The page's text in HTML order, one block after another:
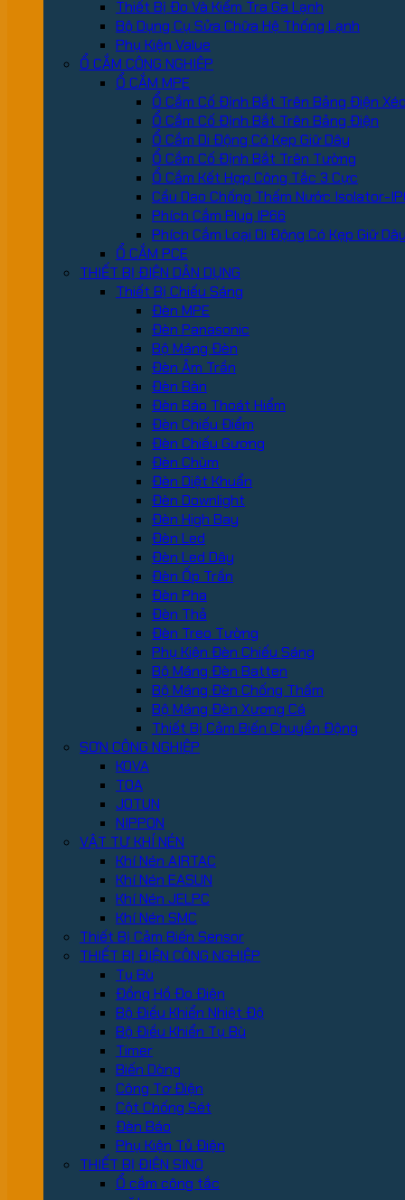
Thiết Bị Đo Và Kiểm Tra Ga Lạnh
Bộ Dụng Cụ Sửa Chữa Hệ Thống Lạnh
Phụ Kiện Value
Ổ CẮM CÔNG NGHIỆP
Ổ CẮM MPE
Ổ Cắm Cố Định Bắt Trên Bảng Điện
Ổ Cắm Cố Định Bắt Trên Bảng Điện
Ổ Cắm Di Động Có Kẹp Giữ Dây
Ổ Cắm Cố Định Bắt Trên Tường
Ổ Cắm Kết Hợp Công Tắc 3 Cực
Cầu Dao Chống Thấm Nước Isolator-
Phích Cắm Plug IP66
Phích Cắm Loại Di Động Có Kẹp Giữ
Ổ CẮM PCE
THIẾT BỊ ĐIỆN DÂN DỤNG
Thiết Bị Chiếu Sáng
Đèn MPE
Đèn Panasonic
Bộ Máng Đèn
Đèn Âm Trần
Đèn Bàn
Đèn Báo Thoát Hiểm
Đèn Chiếu Điểm
Đèn Chiếu Gương
Đèn Chùm
Đèn Diệt Khuẩn
Đèn Downlight
Đèn High Bay
Đèn Led
Đèn Led Dây
Đèn Ốp Trần
Đèn Pha
Đèn Thả
Đèn Treo Tường
Phụ Kiện Đèn Chiếu Sáng
Bộ Máng Đèn Batten
Bộ Máng Đèn Chống Thấm
Bộ Máng Đèn Xương Cá
Thiết Bị Cảm Biến Chuyển Động
SƠN CÔNG NGHIỆP
KOVA
TOA
JOTUN
NIPPON
VẬT TƯ KHÍ NÉN
Khí Nén AIRTAC
Khí Nén EASUN
Khí Nén JELPC
Khí Nén SMC
Thiết Bị Cảm Biến Sensor
THIẾT BỊ ĐIỆN CÔNG NGHIỆP
Tụ Bù
Đồng Hồ Đo Điện
Bộ Điều Khiển Nhiệt Độ
Bộ Điều Khiển Tụ Bù
Timer
Biến Dòng
Công Tơ Điện
Cột Chống Sét
Đèn Báo
Phụ Kiện Tủ Điện
THIẾT BỊ ĐIỆN SINO
Ổ cắm công tắc